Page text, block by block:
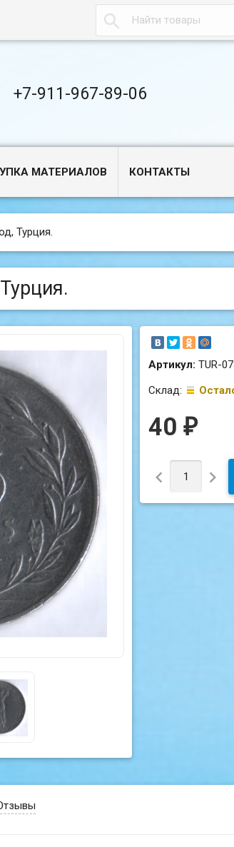

+7-911-967-89-06
МАТЕРИАЛОВ КОНТАКТЫ
Турция.
Артикул:TUR-
Склад:
40₽
 